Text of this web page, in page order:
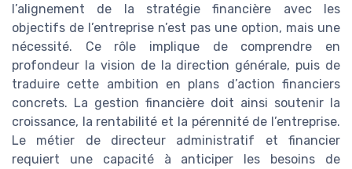
l’alignement de la stratégie financière avec les
objectifs de l’entreprise n’est pas une option, mais une
nécessité. Ce rôle implique de comprendre en
profondeur la vision de la direction générale, puis de
traduire cette ambition en plans d’action financiers
concrets. La gestion financière doit ainsi soutenir la
croissance, la rentabilité et la pérennité de l’entreprise.
Le métier de directeur administratif et financier
requiert une capacité à anticiper les besoins de